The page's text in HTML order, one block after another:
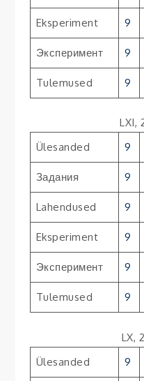
Eksperiment 9
Эксперимент 9
Tulemused 9
LXI,
Ülesanded
9
Задания 9
Lahendused 9
Eksperiment 9
Эксперимент 9
Tulemused 9
LX,
Ülesanded
9